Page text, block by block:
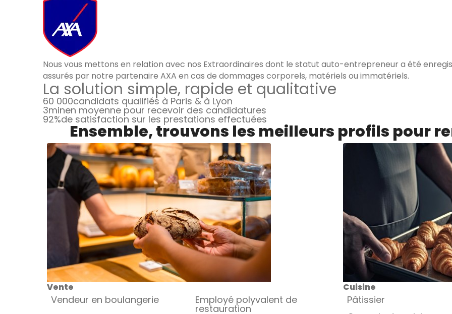
Nous vous mettons en relation avec nos Extraordinaires dont le statut auto-entrepreneur a été
assurés par notre partenaire AXA en cas de dommages corporels, matériels ou immatériels.
La solution simple, rapide et qualitative
60 000candidats qualifiés à Paris & à Lyon
3minen moyenne pour recevoir des candidatures
92%de satisfaction sur les prestations effectuées
Ensemble, trouvons les meilleurs profils pour
Vente
Vendeur en boulangerie Employé polyvalent de
restauration
Cuisine
Pâtissier